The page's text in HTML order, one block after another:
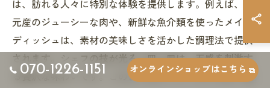
は、訪れる人々に特別な体験を提供します。例えば、地
元産のジューシーな肉や、新鮮な魚介類を使ったメイン
ディッシュは、素材の美味しさを活かした調理法で提供
されます。シェフの技が光る一皿一皿は、五感を刺激す
る贅沢な味わいです。このようなディナータイムは、地
070-1226-1151 オンラインショップはこちら